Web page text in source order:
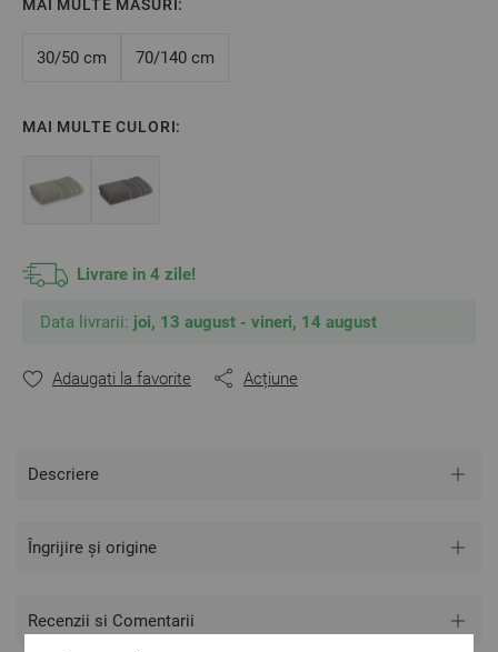
Material
50% bambus - 50% bumbac
tonalitatea.
MAI MULTE MASURI:
30/50 cm 70/140 cm
MAI MULTE CULORI:
Livrare in 4 zile!
Data livrarii: joi, 13 august - vineri, 14 august
Adaugati la favorite Acțiune
Descriere
Îngrijire și origine
Recenzii si Comentarii